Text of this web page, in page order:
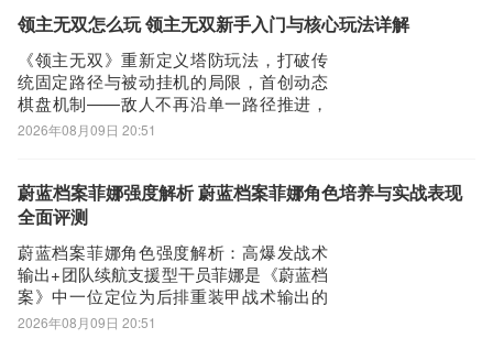
增益效果（buff）及仇恨值，在战局陷入被
价
领主无双怎么玩 领主无双新手入门与核心玩法详解
《领主无双》重新定义塔防玩法，打破传
统固定路径与被动挂机的局限，首创动态
棋盘机制——敌人不再沿单一路径推进，
而是从四面八方随机出现，考验玩家实时
统解析核心机制与进阶思路。【领主无
双】最新版预约/下载地址》》》》》#领主
2026年08月09日 20:51
蔚蓝档案菲娜强度解析 蔚蓝档案菲娜角色培养与实战表现
全面评测
蔚蓝档案菲娜角色强度解析：高爆发战术
输出+团队续航支援型干员菲娜是《蔚蓝档
案》中一位定位为后排重装甲战术输出的
限定角色。其立绘以经典学园制服为基础
2026年08月09日 20:51